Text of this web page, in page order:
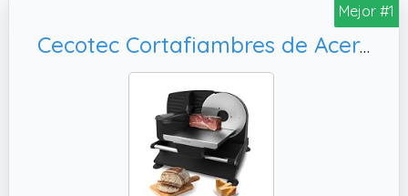
Mejor #1
Cecotec Cortafiambres de Acero Rock'nCut Shuriken Steel ProBlades. 200W, Cortes Finos y Precisos